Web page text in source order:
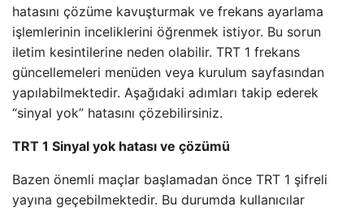
hatasını çözüme kavuşturmak ve frekans ayarlama
işlemlerinin inceliklerini öğrenmek istiyor. Bu sorun
iletim kesintilerine neden olabilir. TRT 1 frekans
güncellemeleri menüden veya kurulum sayfasından
yapılabilmektedir. Aşağıdaki adımları takip ederek
“sinyal yok” hatasını çözebilirsiniz.
TRT 1 Sinyal yok hatası ve çözümü
Bazen önemli maçlar başlamadan önce TRT 1 şifreli
yayına geçebilmektedir. Bu durumda kullanıcılar